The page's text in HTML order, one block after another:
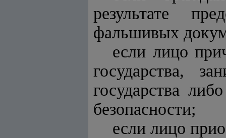
результате
фальшивых
если лицо
государства,
государства
безопасности;
если лицо